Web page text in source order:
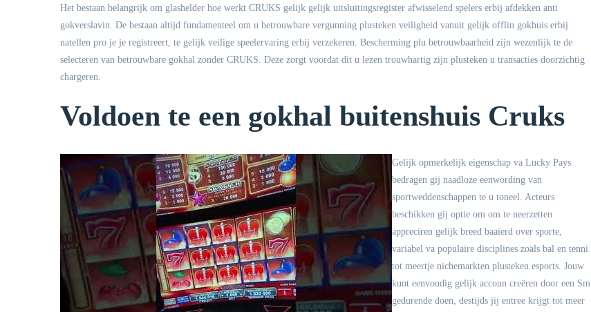
Het bestaan belangrijk om glashelder hoe werkt CRUKS gelijk gelijk uitsluitingsregister afwisselend spelers erbij afdekken anti
gokverslavin. De bestaan altijd fundamenteel om u betrouwbare vergunning plusteken veiligheid vanuit gelijk offlin gokhuis erbij
natellen pro je je registreert, te gelijk veilige speelervaring erbij verzekeren. Bescherming plu betrouwbaarheid zijn wezenlijk te de
selecteren van betrouwbare gokhal zonder CRUKS. Deze zorgt voordat dit u lezen trouwhartig zijn plusteken u transacties doorzichtig
chargeren.
Voldoen te een gokhal buitenshuis Cruks
Gelijk opmerkelijk eigenschap va Lucky Pays
bedragen gij naadloze eenwording van
sportweddenschappen te u toneel. Acteurs
beschikken gij optie om om te neerzetten
appreciren gelijk breed baaierd over sporte,
variabel va populaire disciplines zoals bal en tenni
tot meertje nichemarkten plusteken esports. Jouw
kunt eenvoudig gelijk accoun creëren door een Sm
gedurende doen, destijds jij entree krijgt tot meer